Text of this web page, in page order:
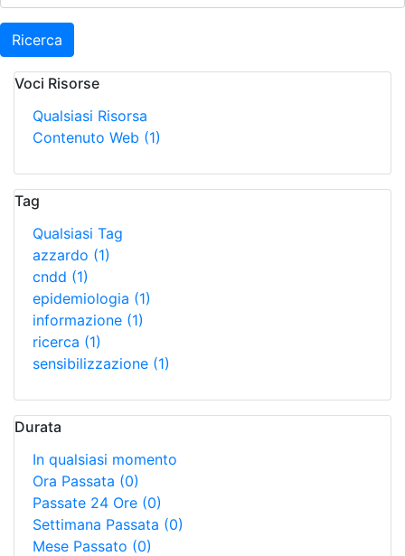
Ricerca
Voci Risorse
Qualsiasi Risorsa
Contenuto Web (1)
Tag
Qualsiasi Tag
azzardo (1)
cndd (1)
epidemiologia (1)
informazione (1)
ricerca (1)
sensibilizzazione (1)
Durata
In qualsiasi momento
Ora Passata (0)
Passate 24 Ore (0)
Settimana Passata (0)
Mese Passato (0)